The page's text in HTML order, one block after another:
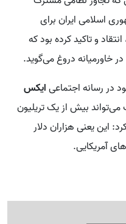
اسلامی ایران برای
و تاکید کرده بود که
خاورمیانه دروغ می‌گوید.
در رسانه اجتماعیایکس
می‌تواند بیش از یک تریلیون
این یعنی هزاران دلار
آمریکایی.